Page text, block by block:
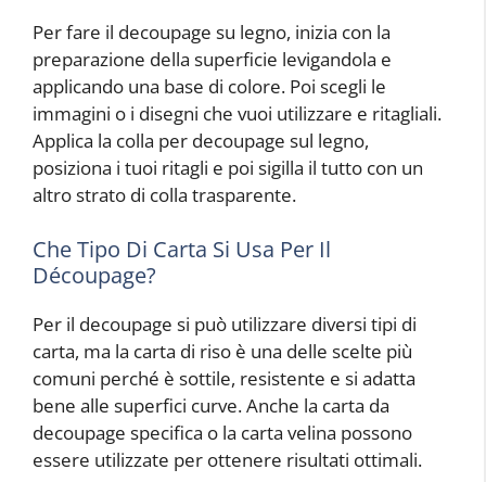
Per fare il decoupage su legno, inizia con la
preparazione della superficie levigandola e
applicando una base di colore. Poi scegli le
immagini o i disegni che vuoi utilizzare e ritagliali.
Applica la colla per decoupage sul legno,
posiziona i tuoi ritagli e poi sigilla il tutto con un
altro strato di colla trasparente.
Che Tipo Di Carta Si Usa Per Il
Découpage?
Per il decoupage si può utilizzare diversi tipi di
carta, ma la carta di riso è una delle scelte più
comuni perché è sottile, resistente e si adatta
bene alle superfici curve. Anche la carta da
decoupage specifica o la carta velina possono
essere utilizzate per ottenere risultati ottimali.